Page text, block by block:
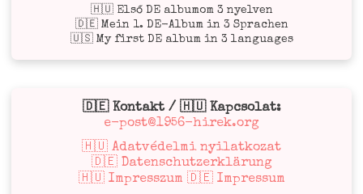
🇭🇺 Első DE albumom 3 nyelven
🇩🇪 Mein 1. DE-Album in 3 Sprachen
🇺🇸 My first DE album in 3 languages
🇩🇪 Kontakt / 🇭🇺 Kapcsolat:
e-post@1956-hirek.org
🇭🇺 Adatvédelmi nyilatkozat
🇩🇪 Datenschutzerklärung
🇭🇺 Impresszum 🇩🇪 Impressum